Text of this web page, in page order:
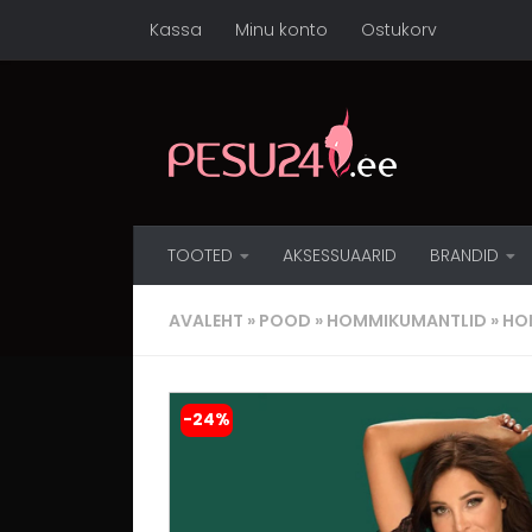
Skip to contentKassa Minu konto Ostukorv
TOOTED AKSESSUAARID BRANDID
AVALEHT » POOD » HOMMIKUMANTLID »
-24%